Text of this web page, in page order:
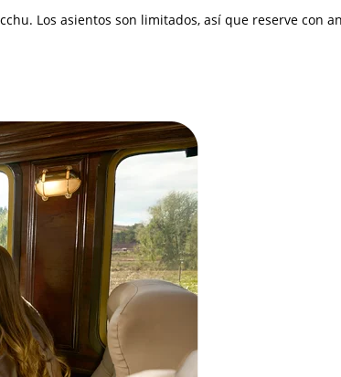
Los asientos son limitados, así que reserve